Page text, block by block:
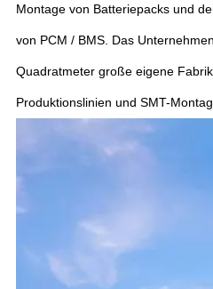
Montage von Batteriepacks und
von PCM / BMS. Das
Quadratmeter große eigene
Produktionslinien und SMT-